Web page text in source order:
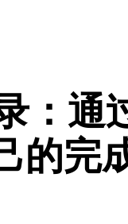
：通
的完